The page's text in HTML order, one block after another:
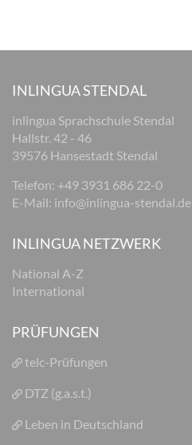
INLINGUA STENDAL
inlingua Sprachschule Stendal
Hallstr. 42 - 46
39576 Hansestadt Stendal
Telefon: +49 3931 686 22-0
E-Mail: info@inlingua-stendal.de
INLINGUA NETZWERK
National A-Z
International
PRÜFUNGEN
telc-Prüfungen
DTZ (g.a.s.t.)
Leben in Deutschland